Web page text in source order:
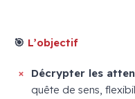
🎯 L’objectif
Décrypter les
quête de sens,